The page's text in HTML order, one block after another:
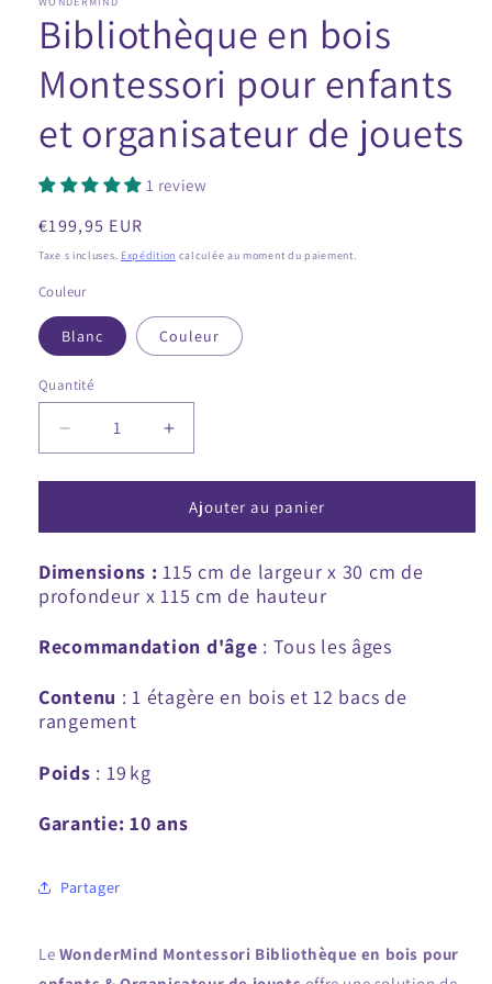
Bibliothèque en bois
Montessori pour enfants
et organisateur de jouets
1 review
Prix
régulier
€199,95 EUR
Taxe s incluses. Expédition calculée au moment du paiement.
Couleur
Blanc Couleur
Quantité
Diminuer
la
quantité
Bibliothèque
bois
Montessori
enfants
organisateur
de
jouets
Augmente
la
quantité
pour
Bibliothèque
bois
Montessori
enfants
organisateur
de
Ajouter au panier
Dimensions : 115 cm de largeur x 30 cm de
profondeur x 115 cm de hauteur
Recommandation d'âge : Tous les âges
Contenu : 1 étagère en bois et 12 bacs de
rangement
Poids : 19 kg
Garantie: 10 ans
Partager
Le WonderMind Montessori Bibliothèque en bois pour